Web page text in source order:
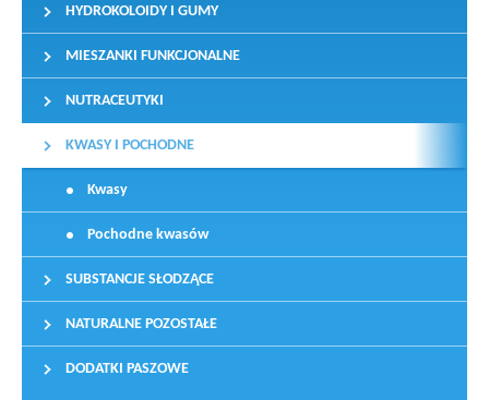
HYDROKOLOIDY I GUMY
MIESZANKI FUNKCJONALNE
NUTRACEUTYKI
KWASY I POCHODNE
Kwasy
Pochodne kwasów
SUBSTANCJE SŁODZĄCE
NATURALNE POZOSTAŁE
DODATKI PASZOWE